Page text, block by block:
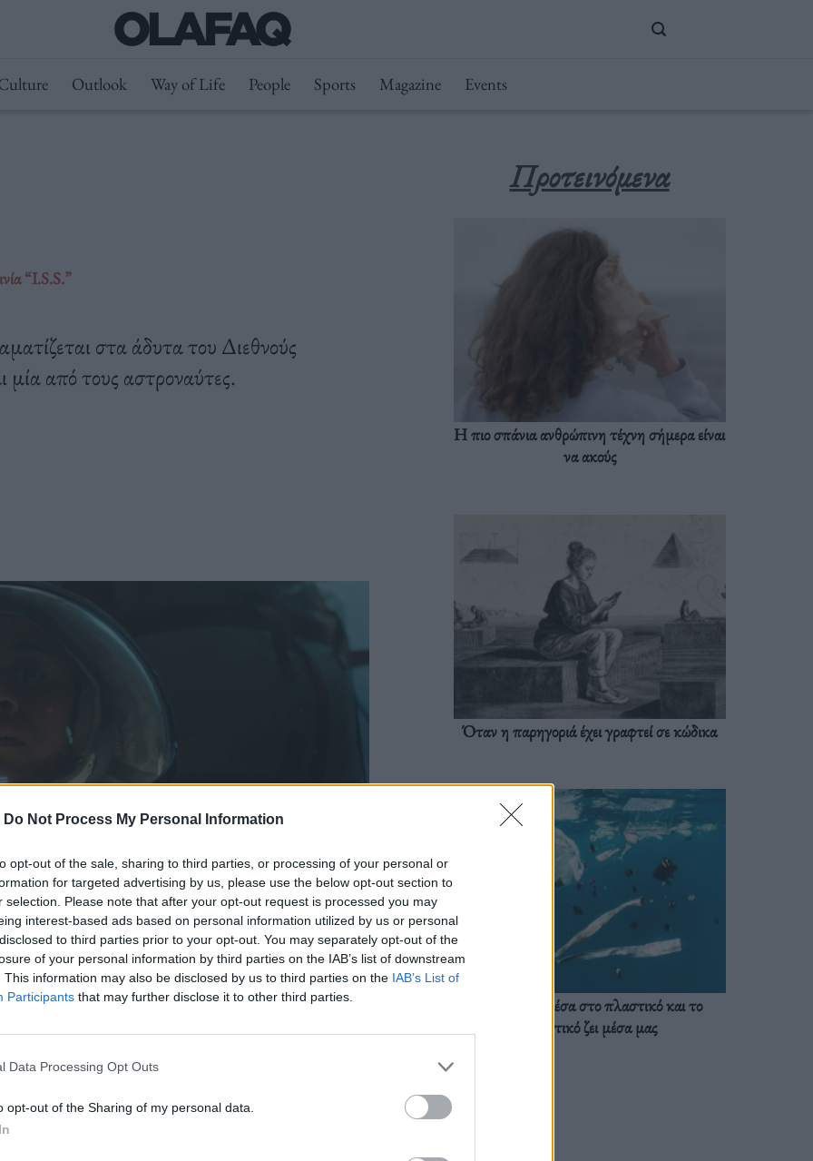
Do Not Process My Personal Information
opt-out of the sale, sharing to third parties, or processing of your personal or
for targeted advertising by us, please use the below opt-out section to
selection. Please note that after your opt-out request is processed you may
interest-based ads based on personal information utilized by us or personal
to third parties prior to your opt-out. You may separately opt-out of the
of your personal information by third parties on the IAB’s list of downstream
This information may also be disclosed by us to third parties on the IAB’s List of
Participants that may further disclose it to other third parties.
Data Processing Opt Outs
opt-out of the Sharing of my personal data.
Outlook Way of Life People Sports Magazine Events
“I.S.S.”
στα άδυτα του Διεθνούς
από τους αστροναύτες.
στα άδυτα του Διεθνούς
μία από τους αστροναύτες.
Προτεινόμενα
Η πιο σπάνια ανθρώπινη τέχνη σήμερα είναι
να ακούς
Όταν η παρηγοριά έχει γραφτεί σε κώδικα
Ζούμε ήδη μέσα στο πλαστικό και το
πλαστικό ζει μέσα μας